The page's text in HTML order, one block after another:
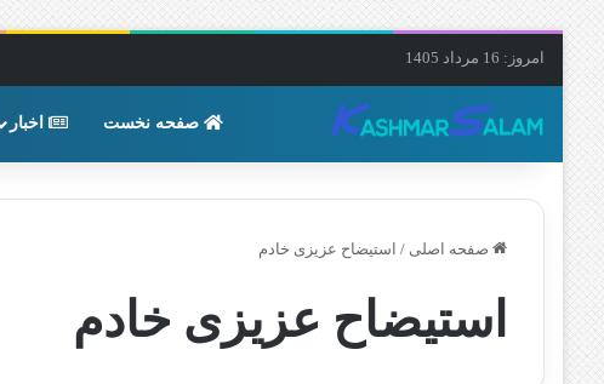
امروز: 16 مرداد 1405
صفحه نخست اخبار
صفحه اصلی / استیضاح عزیزی خادم
استیضاح عزیزی خادم